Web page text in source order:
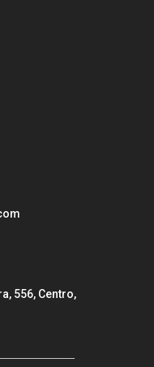
556, Centro,